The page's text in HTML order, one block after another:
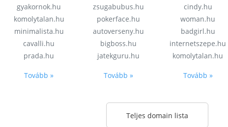
gyakornok.hu
komolytalan.hu
minimalista.hu
cavalli.hu
prada.hu
Tovább »
zsugabubus.hu
pokerface.hu
autoverseny.hu
bigboss.hu
jatekguru.hu
Tovább »
cindy.hu
woman.hu
badgirl.hu
internetszepe.hu
komolytalan.hu
Tovább »
Teljes domain lista